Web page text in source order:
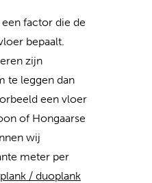
factor die de
bepaalt.
zijn
te leggen dan
een vloer
of Hongaarse
wij
meter per
/ duoplank